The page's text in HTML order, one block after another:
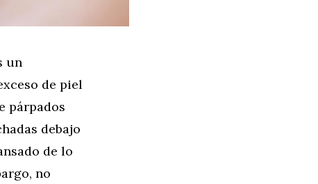
un
de piel
párpados
debajo
de lo
no